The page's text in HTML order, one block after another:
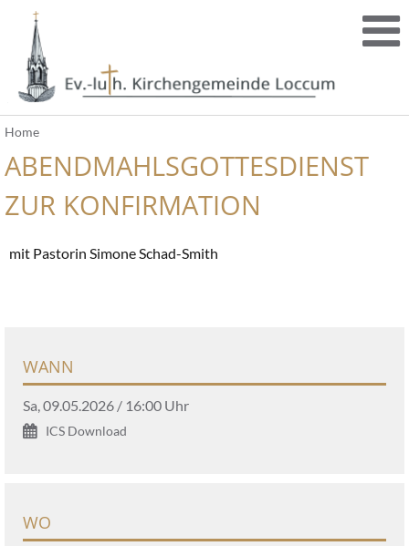
Home
ABENDMAHLSGOTTESDIENST
ZUR KONFIRMATION
mit Pastorin Simone Schad-Smith
WANN
Sa, 09.05.2026 / 16:00 Uhr
ICS Download
WO